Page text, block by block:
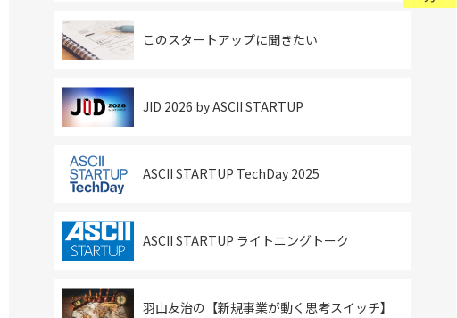
このスタートアップに聞きたい
JID 2026 by ASCII STARTUP
ASCII STARTUP TechDay 2025
ASCII STARTUP ライトニングトーク
羽山友治の【新規事業が動く思考スイッチ】